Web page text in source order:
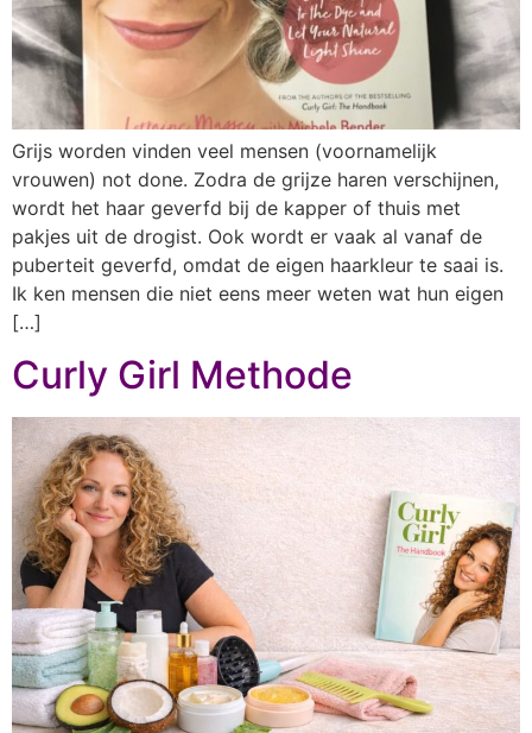
Grijs worden vinden veel mensen (voornamelijk
vrouwen) not done. Zodra de grijze haren verschijnen,
wordt het haar geverfd bij de kapper of thuis met
pakjes uit de drogist. Ook wordt er vaak al vanaf de
puberteit geverfd, omdat de eigen haarkleur te saai is.
Ik ken mensen die niet eens meer weten wat hun eigen
[…]
Curly Girl Methode